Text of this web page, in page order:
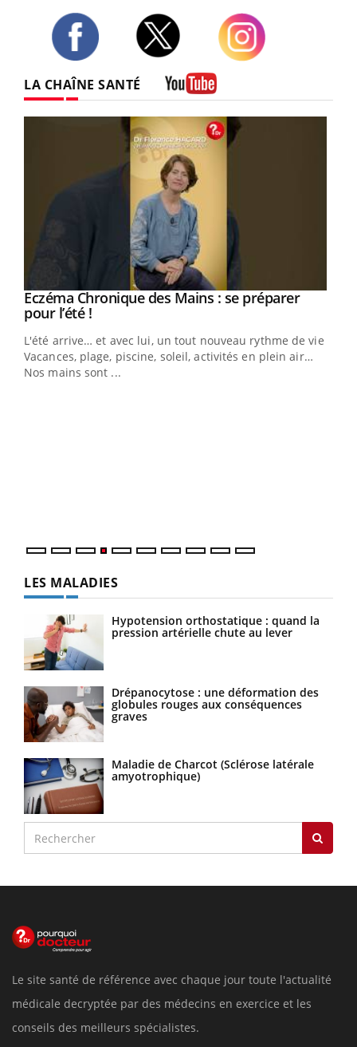
LA CHAÎNE SANTÉ
Youtube
Eczéma Chronique des Mains : se préparer
pour l’été !Youtube
L'été arrive… et avec lui, un tout nouveau rythme de vie !
Vacances, plage, piscine, soleil, activités en plein air…
Nos mains sont ...
LES MALADIES
Hypotension orthostatique : quand la
pression artérielle chute au lever
Drépanocytose : une déformation des
globules rouges aux conséquences
graves
Maladie de Charcot (Sclérose latérale
amyotrophique)
Le site santé de référence avec chaque jour toute l'actualité
médicale decryptée par des médecins en exercice et les
conseils des meilleurs spécialistes.